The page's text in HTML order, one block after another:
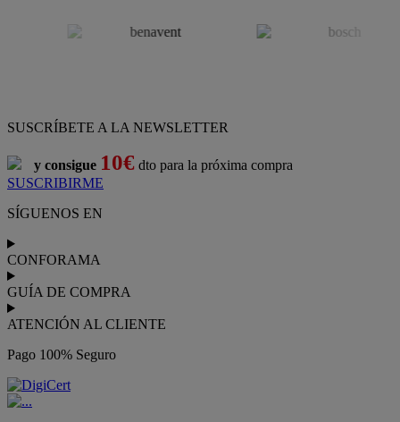
SUSCRÍBETE A LA NEWSLETTER
y consigue 10€ dto para la próxima compra
SUSCRIBIRME
SÍGUENOS EN
CONFORAMA
GUÍA DE COMPRA
ATENCIÓN AL CLIENTE
Pago 100% Seguro